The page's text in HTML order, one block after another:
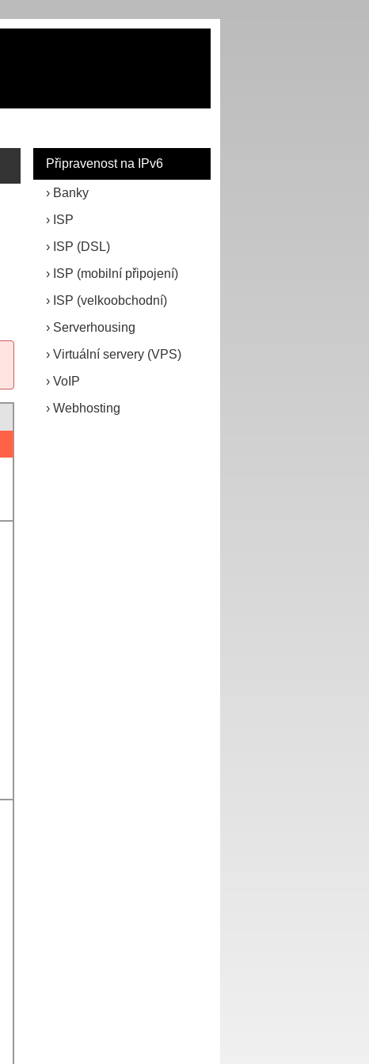
Připravenost na IPv6
Banky
ISP
ISP (DSL)
ISP (mobilní připojení)
ISP (velkoobchodní)
Serverhousing
Virtuální servery (VPS)
VoIP
Webhosting